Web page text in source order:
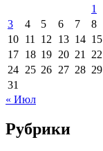
1
3
4 5 6 7 8
10 11 12 13 14 15
17 18 19 20 21 22
24 25 26 27 28 29
31
« Июл
Рубрики